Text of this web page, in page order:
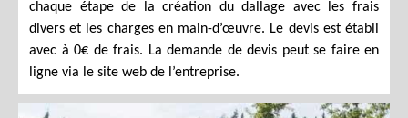
chaque étape de la création du dallage avec les frais
divers et les charges en main-d’œuvre. Le devis est établi
avec à 0€ de frais. La demande de devis peut se faire en
ligne via le site web de l’entreprise.